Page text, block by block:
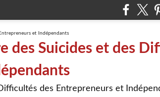
des Suicides et des
des Entrepreneurs et